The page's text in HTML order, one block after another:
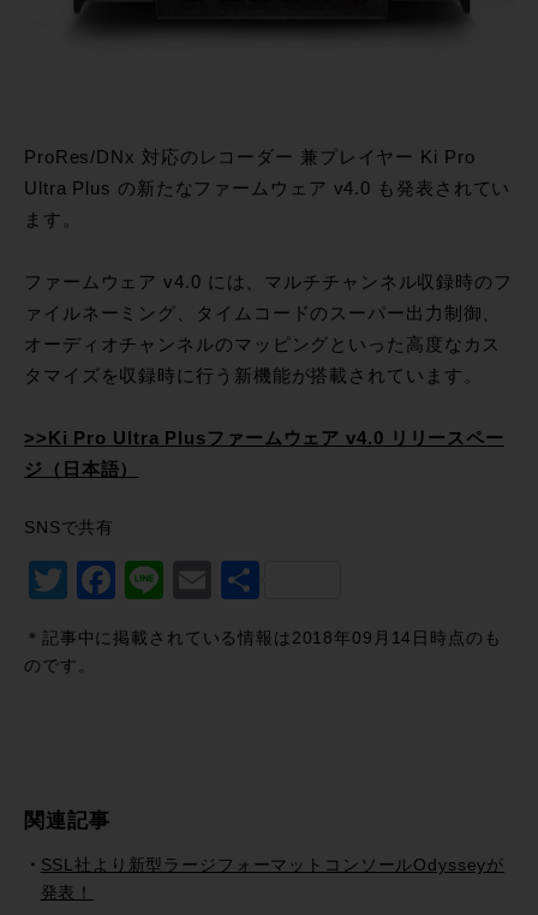
ProRes/DNx 対応のレコーダー 兼プレイヤー Ki Pro
Ultra Plus の新たなファームウェア v4.0 も発表されてい
ます。
ファームウェア v4.0 には、マルチチャンネル収録時のフ
ァイルネーミング、タイムコードのスーパー出力制御、
オーディオチャンネルのマッピングといった高度なカス
タマイズを収録時に行う新機能が搭載されています。
>>Ki Pro Ultra Plusファームウェア v4.0 リリースペー
ジ（日本語）
SNSで共有
Twitter
Facebook
LineEmail
＊記事中に掲載されている情報は2018年09月14日時点のも
のです。
関連記事
SSL社より新型ラージフォーマットコンソールOdysseyが
発表！